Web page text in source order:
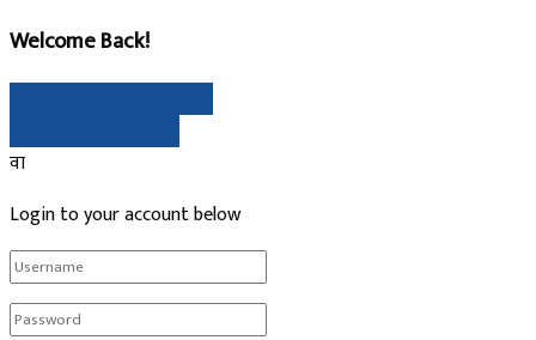
Welcome Back!
वा
Login to your account below